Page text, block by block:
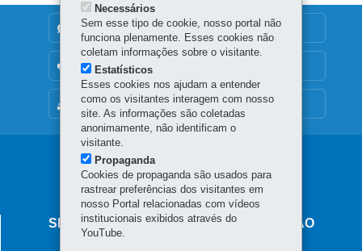
MAPA DO SITE
DENUNCIE CORRUPÇÃO
OUVIDORIA
SECRETARIA DE ESTADO DA EDUCAÇÃO
Necessários
Sem esse tipo de cookie, nosso portal não
funciona plenamente. Esses cookies não
coletam informações sobre o visitante.
Estatísticos
Esses cookies nos ajudam a entender
como os visitantes interagem com nosso
site. As informações são coletadas
anonimamente, não identificam o
visitante.
Propaganda
Cookies de propaganda são usados para
rastrear preferências dos visitantes em
nosso Portal relacionadas com vídeos
institucionais exibidos através do
YouTube.